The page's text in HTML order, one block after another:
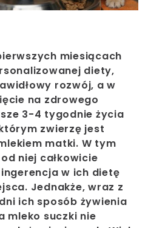
miesiącach
diety,
rozwój, a w
na zdrowego
3-4 tygodnie życia
zwierzę jest
matki. W tym
niej całkowicie
w ich dietę
Jednakże, wraz z
ich sposób żywienia
mleko suczki nie